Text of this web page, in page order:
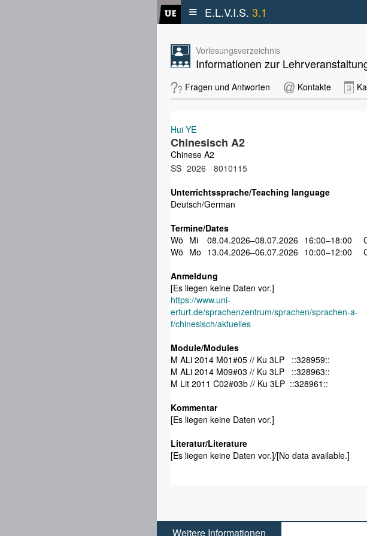
≡ E.L.V.I.S. 3.1
Vorlesungsverzeichnis
Informationen zur
Fragen und Antworten Kontakte
Hui YE
Chinesisch A2
Chinese A2
SS 2026
8010115
Unterrichtssprache/Teaching language
Deutsch/German
Termine/Dates
Wö Mi 08.04.2026–08.07.2026 16:00–18:00
Wö Mo 13.04.2026–06.07.2026 10:00–12:00
Anmeldung
[Es liegen keine Daten vor.]
https://www.uni-
erfurt.de/sprachenzentrum/sprachen/sprachen-a-
f/chinesisch/aktuelles
Module/Modules
M ALi 2014 M01#05 // Ku 3LP ::328959::
M ALi 2014 M09#03 // Ku 3LP ::328963::
M Lit 2011 C02#03b // Ku 3LP ::328961::
Kommentar
[Es liegen keine Daten vor.]
Literatur/Literature
[Es liegen keine Daten vor.]/[No data available.]
Weitere Informationen